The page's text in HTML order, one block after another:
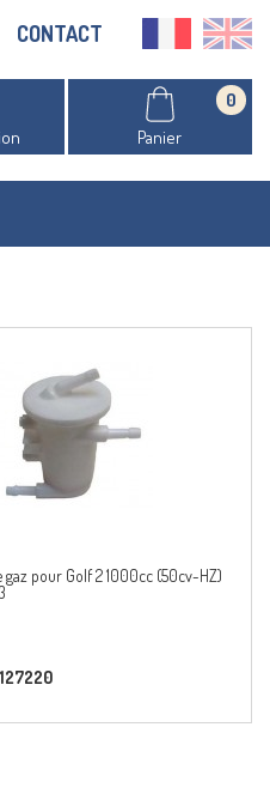
CONTACT
Panier
0
gaz pour Golf 2 1000cc (50cv-HZ)